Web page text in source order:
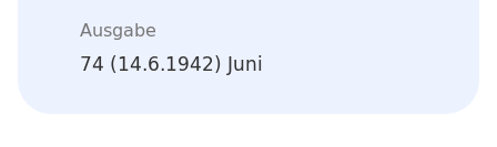
Ausgabe
74 (14.6.1942) Juni